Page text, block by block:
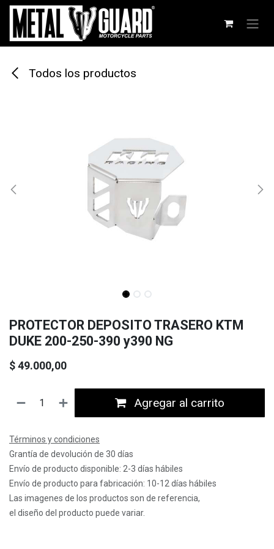
Ir al contenido
Todos los productos
PROTECTOR DEPOSITO TRASERO KTM
DUKE 200-250-390 y390 NG
$49.000,00
Agregar al carrito
Términos y condiciones
Grantía de devolución de 30 días
Envío de producto disponible: 2-3 días hábiles
Envío de producto para fabricación: 10-12 días hábiles
Las imagenes de los productos son de referencia,
el diseño del producto puede variar.